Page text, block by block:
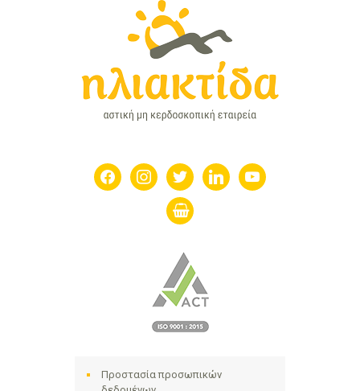
facebookinstagramtwitter linkedin youtube
shopping-
basket
Προστασία προσωπικών